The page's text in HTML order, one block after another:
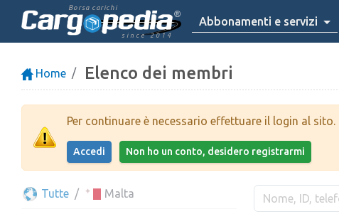
Borsa carichi
since 2014
Abbonamenti e servizi
Home Elenco dei membri
Per continuare è necessario effettuare il login al sito.
Accedi Non ho un conto, desidero registrarmi
Tutte Malta